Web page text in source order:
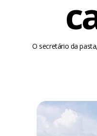
O secretário da